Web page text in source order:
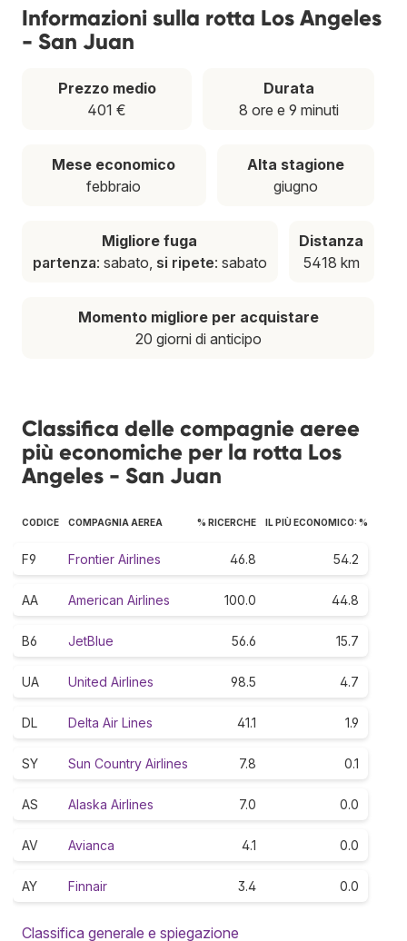
Informazioni sulla rotta Los Angeles
- San Juan
Prezzo medio
401 €
Durata
8 ore e 9 minuti
Mese economico
febbraio
Alta stagione
giugno
Migliore fuga
partenza: sabato, si ripete: sabato
Distanza
5418 km
Momento migliore per acquistare
20 giorni di anticipo
Classifica delle compagnie aeree
più economiche per la rotta Los
Angeles - San Juan
CODICE COMPAGNIA AEREA % RICERCHE IL PIÙ ECONOMICO: %
F9 Frontier Airlines 46.8 54.2
AA American Airlines 100.0 44.8
B6 JetBlue 56.6 15.7
UA United Airlines 98.5 4.7
DL Delta Air Lines 41.1 1.9
SY Sun Country Airlines 7.8 0.1
AS Alaska Airlines 7.0 0.0
AV Avianca 4.1 0.0
AY Finnair 3.4 0.0
Classifica generale e spiegazione